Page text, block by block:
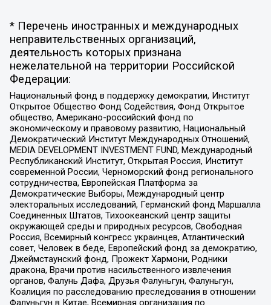
* Перечень иностранных и международных
неправительственных организаций,
деятельность которых признана
нежелательной на территории Российской
Федерации:
Национальный фонд в поддержку демократии, Институт
Открытое Общество Фонд Содействия, Фонд Открытое
общество, Американо-российский фонд по
экономическому и правовому развитию, Национальный
Демократический Институт Международных Отношений,
MEDIA DEVELOPMENT INVESTMENT FUND, Международный
Республиканский Институт, Открытая Россия, Институт
современной России, Черноморский фонд регионального
сотрудничества, Европейская Платформа за
Демократические Выборы, Международный центр
электоральных исследований, Германский фонд Маршалла
Соединенных Штатов, Тихоокеанский центр защиты
окружающей среды и природных ресурсов, Свободная
Россия, Всемирный конгресс украинцев, Атлантический
совет, Человек в беде, Европейский фонд за демократию,
Джеймстаунский фонд, Прожект Хармони, Родники
дракона, Врачи против насильственного извлечения
органов, Фалунь Дафа, Друзья Фалуньгун, Фалуньгун,
Коалиция по расследованию преследования в отношении
Фалуньгун в Китае, Всемирная организация по